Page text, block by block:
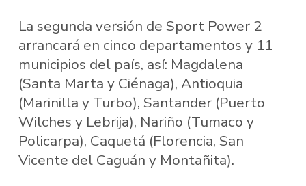
La segunda versión de Sport Power 2
arrancará en cinco departamentos y 11
municipios del país, así: Magdalena
(Santa Marta y Ciénaga), Antioquia
(Marinilla y Turbo), Santander (Puerto
Wilches y Lebrija), Nariño (Tumaco y
Policarpa), Caquetá (Florencia, San
Vicente del Caguán y Montañita).